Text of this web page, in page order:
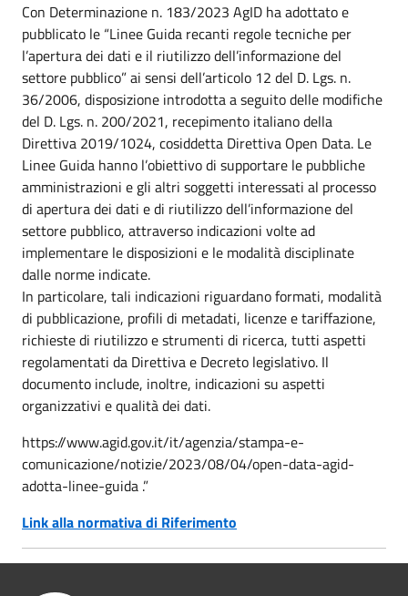
Con Determinazione n. 183/2023 AgID ha adottato e
pubblicato le “Linee Guida recanti regole tecniche per
l’apertura dei dati e il riutilizzo dell’informazione del
settore pubblico” ai sensi dell’articolo 12 del D. Lgs. n.
36/2006, disposizione introdotta a seguito delle modifiche
del D. Lgs. n. 200/2021, recepimento italiano della
Direttiva 2019/1024, cosiddetta Direttiva Open Data. Le
Linee Guida hanno l’obiettivo di supportare le pubbliche
amministrazioni e gli altri soggetti interessati al processo
di apertura dei dati e di riutilizzo dell’informazione del
settore pubblico, attraverso indicazioni volte ad
implementare le disposizioni e le modalità disciplinate
dalle norme indicate.
In particolare, tali indicazioni riguardano formati, modalità
di pubblicazione, profili di metadati, licenze e tariffazione,
richieste di riutilizzo e strumenti di ricerca, tutti aspetti
regolamentati da Direttiva e Decreto legislativo. Il
documento include, inoltre, indicazioni su aspetti
organizzativi e qualità dei dati.
https://www.agid.gov.it/it/agenzia/stampa-e-
comunicazione/notizie/2023/08/04/open-data-agid-
adotta-linee-guida .”
Link alla normativa di Riferimento